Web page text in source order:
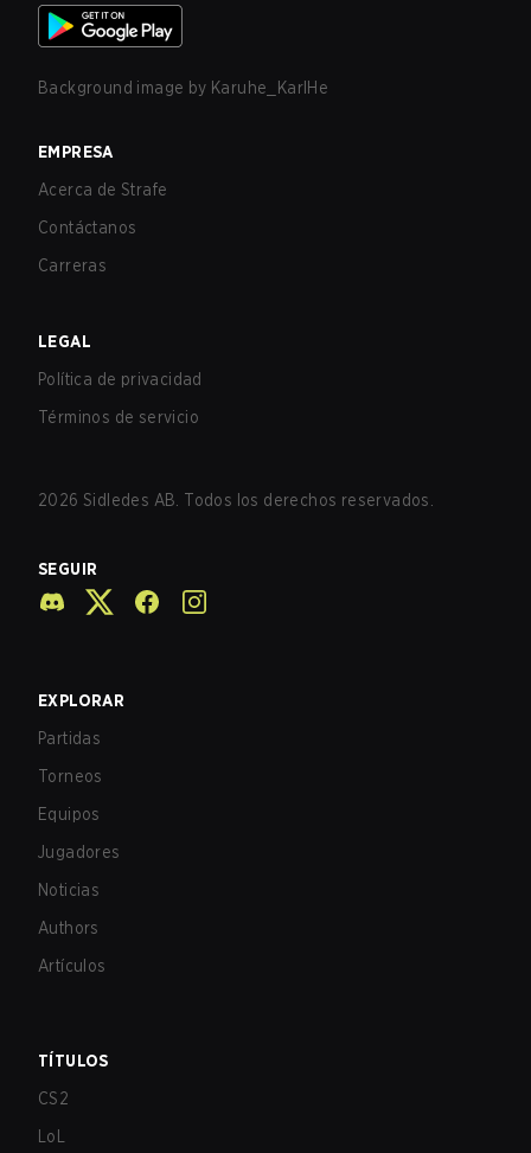
Background image by Karuhe_KarlHe
EMPRESA
Acerca de Strafe
Contáctanos
Carreras
LEGAL
Política de privacidad
Términos de servicio
2026 Sidledes AB. Todos los derechos reservados.
SEGUIR
EXPLORAR
Partidas
Torneos
Equipos
Jugadores
Noticias
Authors
Artículos
TÍTULOS
CS2
LoL